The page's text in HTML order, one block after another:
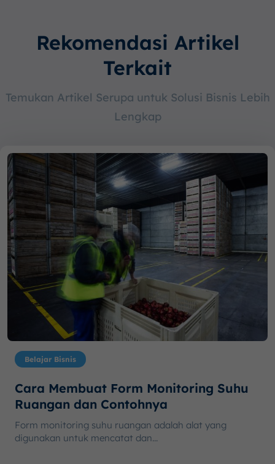
Rekomendasi Artikel
Terkait
Temukan Artikel Serupa untuk Solusi Bisnis Lebih
Lengkap
Belajar Bisnis
Cara Membuat Form Monitoring Suhu
Ruangan dan Contohnya
Form monitoring suhu ruangan adalah alat yang
digunakan untuk mencatat dan...